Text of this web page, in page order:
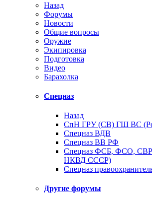
Назад
Форумы
Новости
Общие вопросы
Оружие
Экипировка
Подготовка
Видео
Барахолка
Спецназ
Назад
СпН ГРУ (СВ) ГШ ВС
Спецназ ВДВ
Спецназ ВВ РФ
Спецназ ФСБ, ФСО,
НКВД СССР)
Спецназ
Другие форумы